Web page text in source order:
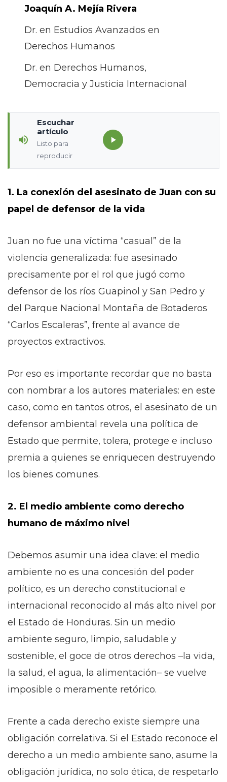
Joaquín A. Mejía Rivera
Dr. en Estudios Avanzados en
Derechos Humanos
Dr. en Derechos Humanos,
Democracia y Justicia Internacional
Escuchar
artículo
Listo para
reproducir
1. La conexión del asesinato de Juan con su
papel de defensor de la vida
Juan no fue una víctima “casual” de la
violencia generalizada: fue asesinado
precisamente por el rol que jugó como
defensor de los ríos Guapinol y San Pedro y
del Parque Nacional Montaña de Botaderos
“Carlos Escaleras”, frente al avance de
proyectos extractivos.
Por eso es importante recordar que no basta
con nombrar a los autores materiales: en este
caso, como en tantos otros, el asesinato de un
defensor ambiental revela una política de
Estado que permite, tolera, protege e incluso
premia a quienes se enriquecen destruyendo
los bienes comunes.
2. El medio ambiente como derecho
humano de máximo nivel
Debemos asumir una idea clave: el medio
ambiente no es una concesión del poder
político, es un derecho constitucional e
internacional reconocido al más alto nivel por
el Estado de Honduras. Sin un medio
ambiente seguro, limpio, saludable y
sostenible, el goce de otros derechos –la vida,
la salud, el agua, la alimentación– se vuelve
imposible o meramente retórico.
Frente a cada derecho existe siempre una
obligación correlativa. Si el Estado reconoce el
derecho a un medio ambiente sano, asume la
obligación jurídica, no solo ética, de respetarlo